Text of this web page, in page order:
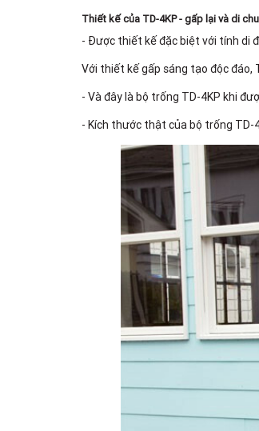
Thiết kế của TD-4KP - gấp lại và di
- Được thiết kế đặc biệt với tính di
Với thiết kế gấp sáng tạo độc đáo,
- Và đây là bộ trống TD-4KP khi
- Kích thước thật của bộ trống TD-